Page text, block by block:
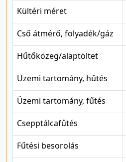
Kültéri méret
Cső átmérő, folyadék/gáz
Hűtőközeg/alaptöltet
Üzemi tartomány, hűtés
Üzemi tartomány, fűtés
Csepptálcafűtés
Fűtési besorolás